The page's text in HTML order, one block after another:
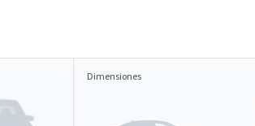
Dimensiones